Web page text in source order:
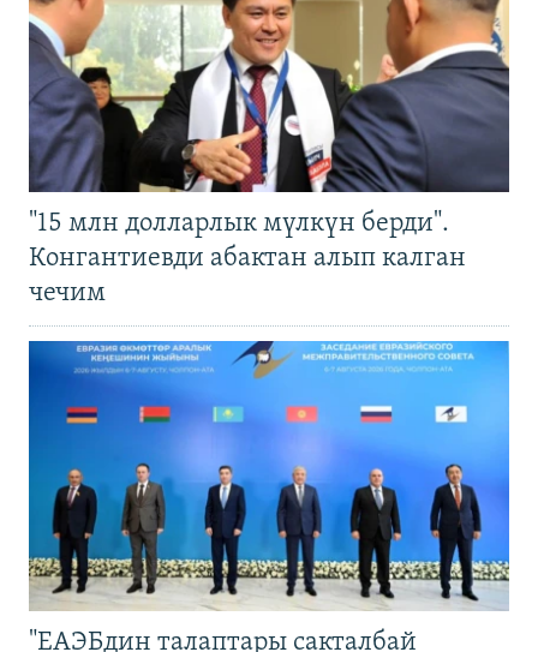
"15 млн долларлык мүлкүн берди".
Конгантиевди абактан алып калган
чечим
"ЕАЭБдин талаптары сакталбай